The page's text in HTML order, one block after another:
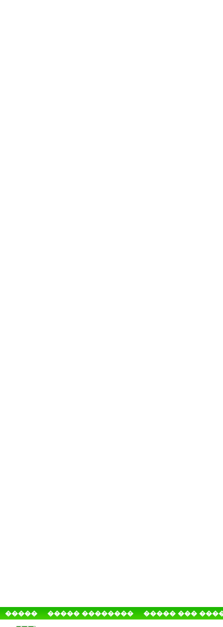
����� ����� �������� ����� ���